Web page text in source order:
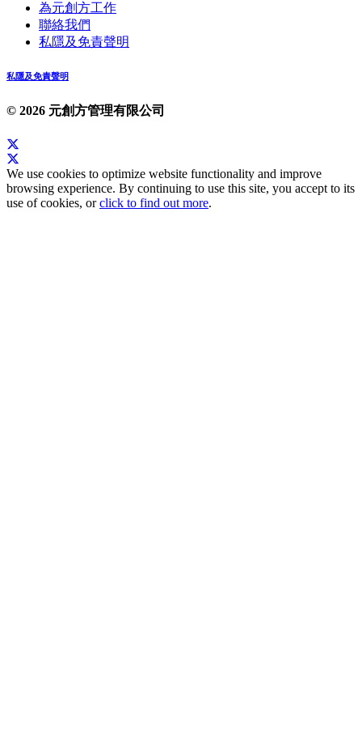
為元創方工作
聯絡我們
私隱及免責聲明
私隱及免責聲明
© 2026 元創方管理有限公司
We use cookies to optimize website functionality and improve
browsing experience. By continuing to use this site, you accept to its
use of cookies, orclick to find out more.